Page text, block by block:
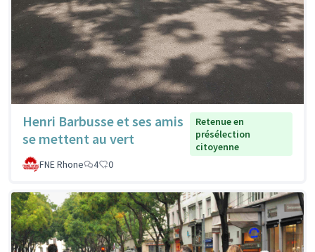
Henri Barbusse et ses amis
se mettent au vert
Retenue en
présélection
citoyenne
FNE Rhone
4 0